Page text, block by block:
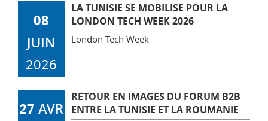
08
JUIN
2026
LA TUNISIE SE MOBILISE POUR LA
LONDON TECH WEEK 2026
London Tech Week
27 AVR
RETOUR EN IMAGES DU FORUM B2B
ENTRE LA TUNISIE ET LA ROUMANIE